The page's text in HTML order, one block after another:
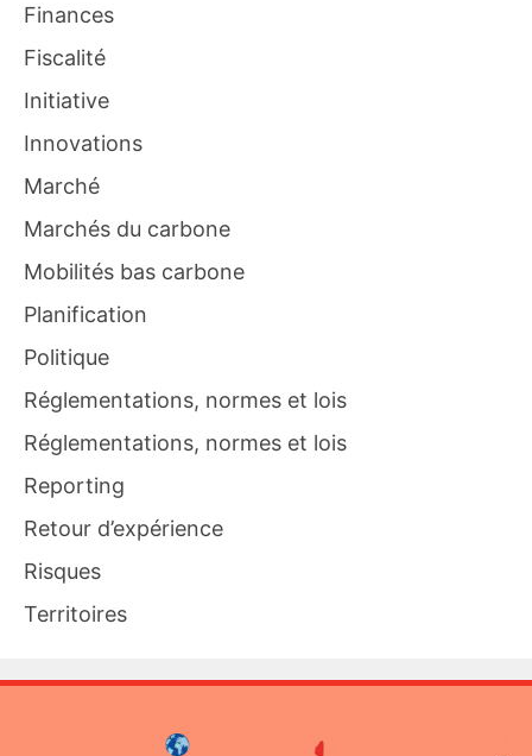
Finances
Fiscalité
Initiative
Innovations
Marché
Marchés du carbone
Mobilités bas carbone
Planification
Politique
Réglementations, normes et lois
Réglementations, normes et lois
Reporting
Retour d’expérience
Risques
Territoires